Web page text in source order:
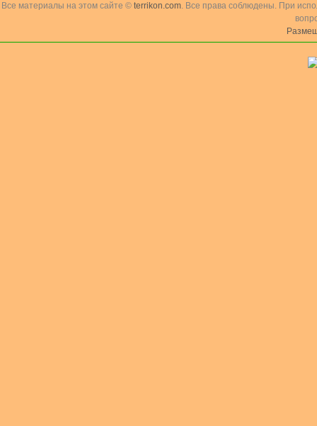
Все материалы на этом сайте © terrikon.com. Все права соблюдены. При